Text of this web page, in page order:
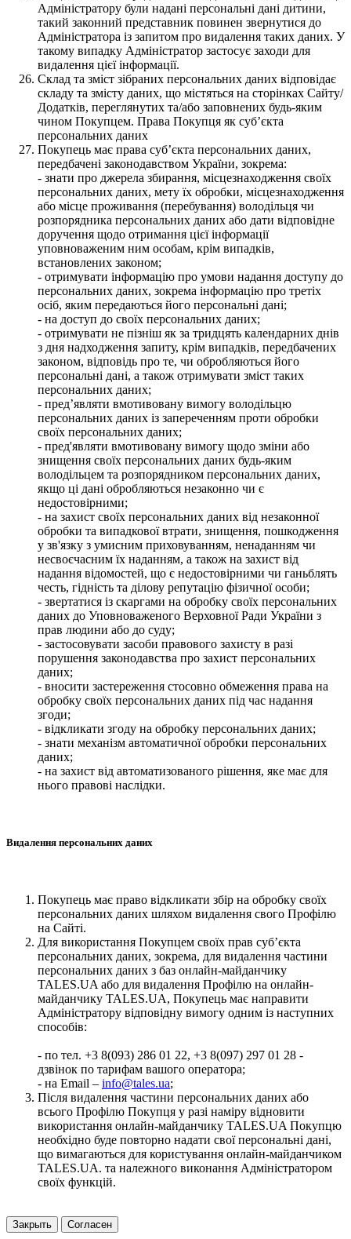
Адміністратору були надані персональні дані дитини,
такий законний представник повинен звернутися до
Адміністратора із запитом про видалення таких даних. У
такому випадку Адміністратор застосує заходи для
видалення цієї інформації.
Склад та зміст зібраних персональних даних відповідає
складу та змісту даних, що містяться на сторінках Сайту/
Додатків, переглянутих та/або заповнених будь-яким
чином Покупцем. Права Покупця як суб’єкта
персональних даних
Покупець має права суб’єкта персональних даних,
передбачені законодавством України, зокрема:
- знати про джерела збирання, місцезнаходження своїх
персональних даних, мету їх обробки, місцезнаходження
або місце проживання (перебування) володільця чи
розпорядника персональних даних або дати відповідне
доручення щодо отримання цієї інформації
уповноваженим ним особам, крім випадків,
встановлених законом;
- отримувати інформацію про умови надання доступу до
персональних даних, зокрема інформацію про третіх
осіб, яким передаються його персональні дані;
- на доступ до своїх персональних даних;
- отримувати не пізніш як за тридцять календарних днів
з дня надходження запиту, крім випадків, передбачених
законом, відповідь про те, чи обробляються його
персональні дані, а також отримувати зміст таких
персональних даних;
- пред’являти вмотивовану вимогу володільцю
персональних даних із запереченням проти обробки
своїх персональних даних;
- пред'являти вмотивовану вимогу щодо зміни або
знищення своїх персональних даних будь-яким
володільцем та розпорядником персональних даних,
якщо ці дані обробляються незаконно чи є
недостовірними;
- на захист своїх персональних даних від незаконної
обробки та випадкової втрати, знищення, пошкодження
у зв'язку з умисним приховуванням, ненаданням чи
несвоєчасним їх наданням, а також на захист від
надання відомостей, що є недостовірними чи ганьблять
честь, гідність та ділову репутацію фізичної особи;
- звертатися із скаргами на обробку своїх персональних
даних до Уповноваженого Верховної Ради України з
прав людини або до суду;
- застосовувати засоби правового захисту в разі
порушення законодавства про захист персональних
даних;
- вносити застереження стосовно обмеження права на
обробку своїх персональних даних під час надання
згоди;
- відкликати згоду на обробку персональних даних;
- знати механізм автоматичної обробки персональних
даних;
- на захист від автоматизованого рішення, яке має для
нього правові наслідки.
Видалення персональних даних
Покупець має право відкликати збір на обробку своїх
персональних даних шляхом видалення свого Профілю
на Сайті.
Для використання Покупцем своїх прав суб’єкта
персональних даних, зокрема, для видалення частини
персональних даних з баз онлайн-майданчику
TALES.UA або для видалення Профілю на онлайн-
майданчику TALES.UA, Покупець має направити
Адміністратору відповідну вимогу одним із наступних
способів:
- по тел. +3 8(093) 286 01 22, +3 8(097) 297 01 28 -
дзвінок по тарифам вашого оператора;
- на Email – info@tales.ua;
Після видалення частини персональних даних або
всього Профілю Покупця у разі наміру відновити
використання онлайн-майданчику TALES.UA Покупцю
необхідно буде повторно надати свої персональні дані,
що вимагаються для користування онлайн-майданчиком
TALES.UA. та належного виконання Адміністратором
своїх функцій.
Закрыть Согласен